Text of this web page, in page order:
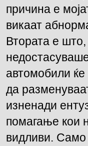
причина е
викаат
Втората е
автомобили
да
изненади
помагање кои
видливи. Само